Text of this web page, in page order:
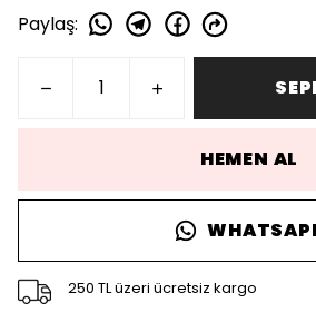
Paylaş:
HEMEN AL
250 TL üzeri ücretsiz kargo